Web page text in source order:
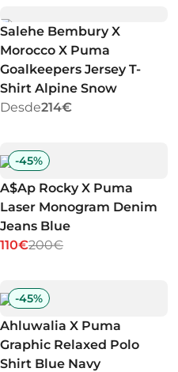
Salehe Bembury X
Morocco X Puma
Goalkeepers Jersey T-
Shirt Alpine Snow
Desde214€
-45%
A$Ap Rocky X Puma
Laser Monogram Denim
Jeans Blue
110€200€
-45%
Ahluwalia X Puma
Graphic Relaxed Polo
Shirt Blue Navy